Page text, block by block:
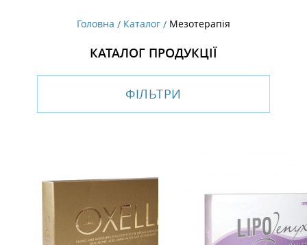
Головна Каталог Мезотерапiя
КАТАЛОГ ПРОДУКЦІЇ
ФІЛЬТРИ